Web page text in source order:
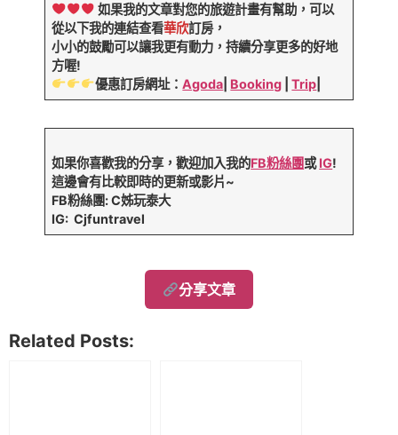
如果我的文章對您的旅遊計畫有幫助，可以
從以下我的連結查看華欣訂房，
小小的鼓勵可以讓我更有動力，持續分享更多的好地
方喔!
優惠訂房網址：Agoda Booking |Trip
如果你喜歡我的分享，歡迎加入我的FB粉絲團或IG!
這邊會有比較即時的更新或影片~
FB粉絲團: C姊玩泰大
IG: Cjfuntravel
分享文章
Related Posts: